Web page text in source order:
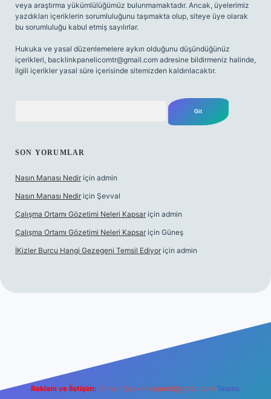
veya araştırma yükümlülüğümüz bulunmamaktadır. Ancak, üyelerimiz
yazdıkları içeriklerin sorumluluğunu taşımakta olup, siteye üye olarak
bu sorumluluğu kabul etmiş sayılırlar.
Hukuka ve yasal düzenlemelere aykırı olduğunu düşündüğünüz
içerikleri, backlinkpanelicomtr@gmail.com adresine bildirmeniz halinde,
ilgili içerikler yasal süre içerisinde sitemizden kaldırılacaktır.
SON YORUMLAR
Nasın Manası Nedir için admin
Nasın Manası Nedir için Şevval
Çalışma Ortamı Gözetimi Neleri Kapsar için admin
Çalışma Ortamı Gözetimi Neleri Kapsar için Güneş
İKizler Burcu Hangi Gezegeni Temsil Ediyor için admin
Reklam ve İletişim: E-mail: backlinkpaneli@gmail.com Teams: